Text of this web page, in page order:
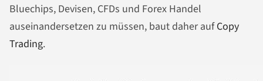
Bluechips, Devisen, CFDs und Forex Handel
auseinandersetzen zu müssen, baut daher aufCopy
Trading.